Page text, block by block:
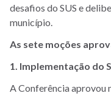
desafios do SUS e
município.
As sete moções
1. Implementação do
A Conferência aprovou